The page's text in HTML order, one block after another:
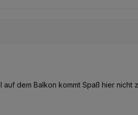
dem Balkon kommt Spaß hier nicht